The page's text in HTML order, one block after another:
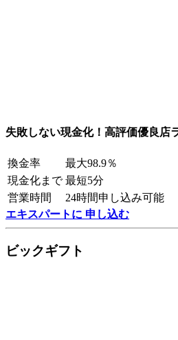
失敗しない現金化！高評価優良店
換金率
最大98.9％
現金化まで 最短5分
営業時間
24時間申し込み可能
エキスパートに 申し込む
ビックギフト